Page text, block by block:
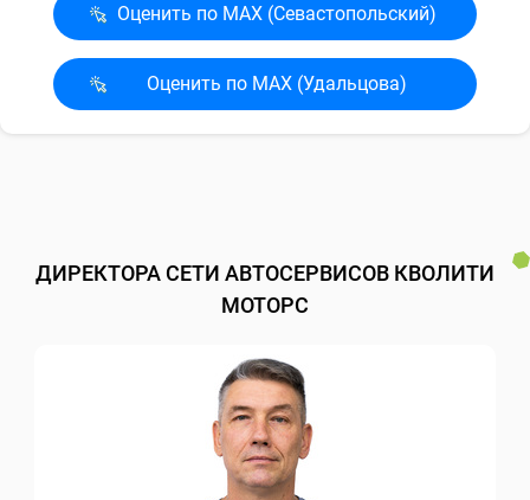
Оценить по MAX (Севасто­польский)
Оценить по MAX (Удальцова)
ДИРЕКТОРА СЕТИ АВТОСЕРВИСОВ КВОЛИТИ
МОТОРС